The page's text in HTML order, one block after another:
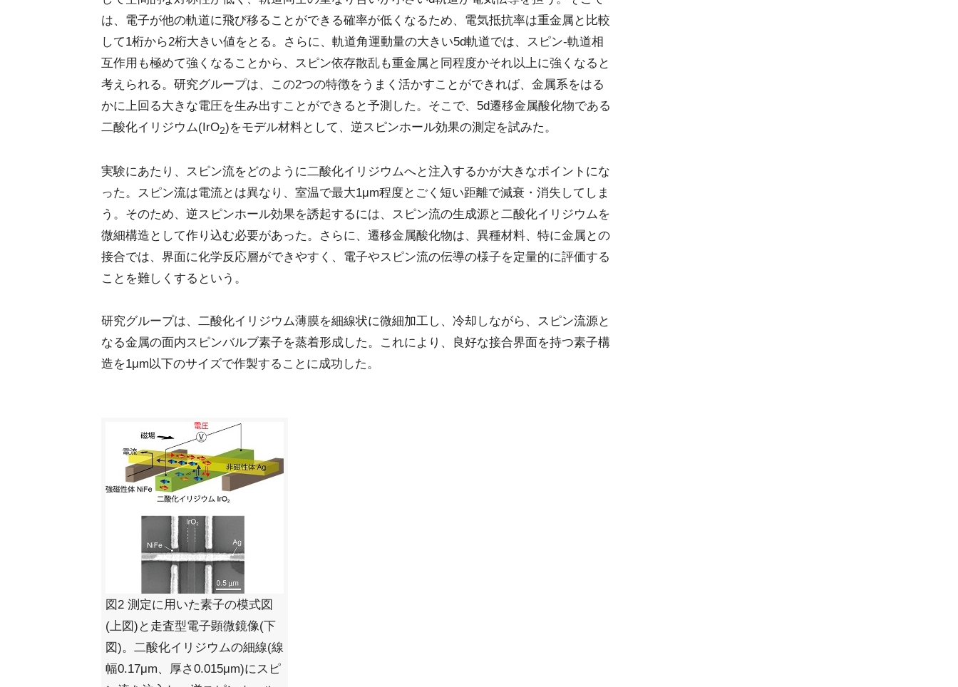
は、電子が他の軌道に飛び移ることができる確率が低くなるため、電気抵抗率は重金属と比較
して1桁から2桁大きい値をとる。さらに、軌道角運動量の大きい5d軌道では、スピン-軌道相
互作用も極めて強くなることから、スピン依存散乱も重金属と同程度かそれ以上に強くなると
考えられる。研究グループは、この2つの特徴をうまく活かすことができれば、金属系をはる
かに上回る大きな電圧を生み出すことができると予測した。そこで、5d遷移金属酸化物である
二酸化イリジウム(IrO2)をモデル材料として、逆スピンホール効果の測定を試みた。
実験にあたり、スピン流をどのように二酸化イリジウムへと注入するかが大きなポイントにな
った。スピン流は電流とは異なり、室温で最大1μm程度とごく短い距離で減衰・消失してしま
う。そのため、逆スピンホール効果を誘起するには、スピン流の生成源と二酸化イリジウムを
微細構造として作り込む必要があった。さらに、遷移金属酸化物は、異種材料、特に金属との
接合では、界面に化学反応層ができやすく、電子やスピン流の伝導の様子を定量的に評価する
ことを難しくするという。
研究グループは、二酸化イリジウム薄膜を細線状に微細加工し、冷却しながら、スピン流源と
なる金属の面内スピンバルブ素子を蒸着形成した。これにより、良好な接合界面を持つ素子構
造を1μm以下のサイズで作製することに成功した。
図2 測定に用いた素子の模式図
(上図)と走査型電子顕微鏡像(下
図)。二酸化イリジウムの細線(線
幅0.17μm、厚さ0.015μm)にスピ